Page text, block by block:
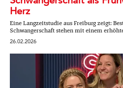
Herz
Eine Langzeitstudie aus Freiburg zeigt:
Schwangerschaft stehen mit einem
26.02.2026